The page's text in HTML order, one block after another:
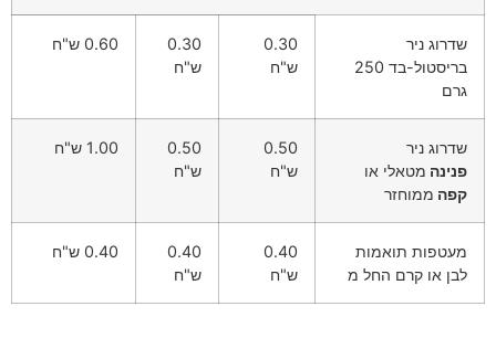
שדרוג ניר
בריסטול-בד 250
גרם
0.30
ש"ח
0.30
ש"ח
0.60 ש"ח
שדרוג ניר
פנינה מטאלי או
קפה ממוחזר
0.50
ש"ח
0.50
ש"ח
1.00 ש"ח
מעטפות תואמות
לבן או קרם החל מ
0.40
ש"ח
0.40
ש"ח
0.40 ש"ח